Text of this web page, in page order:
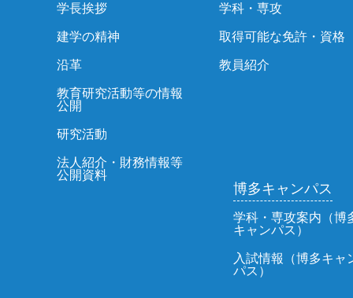
学長挨拶
建学の精神
沿革
教育研究活動等の情報
公開
研究活動
法人紹介・財務情報等
公開資料
学科・専攻
取得可能な免許・資格
教員紹介
博多キャンパス
学科・専攻案内（博
キャンパス）
入試情報（博多キャ
パス）